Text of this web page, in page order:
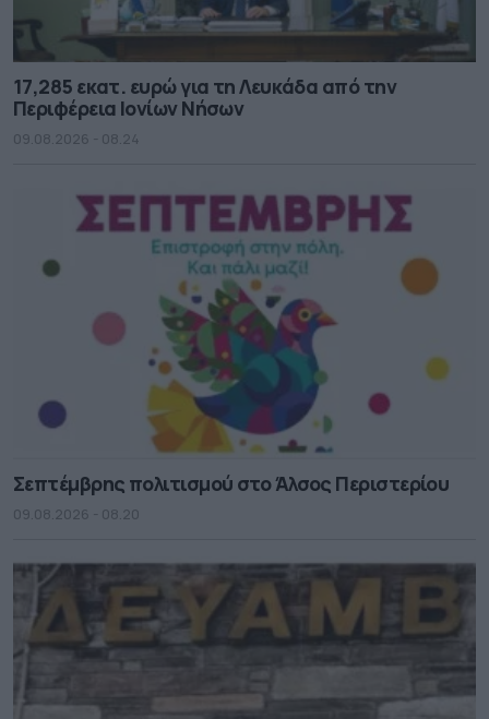
17,285 εκατ. ευρώ για τη Λευκάδα από την
Περιφέρεια Ιονίων Νήσων
09.08.2026 - 08.24
Σεπτέμβρης πολιτισμού στο Άλσος Περιστερίου
09.08.2026 - 08.20